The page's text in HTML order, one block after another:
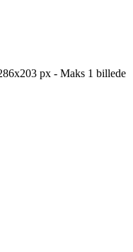
px - Maks 1 billede